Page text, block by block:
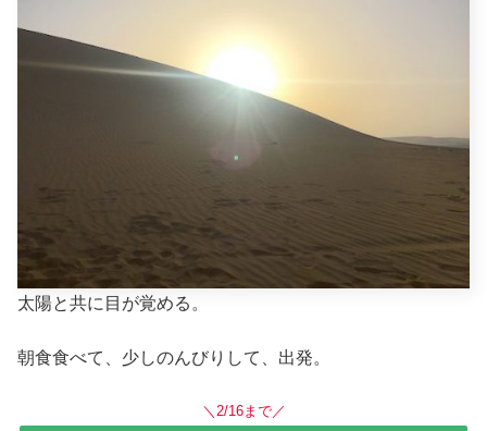
太陽と共に目が覚める。
朝食食べて、少しのんびりして、出発。
＼2/16まで／